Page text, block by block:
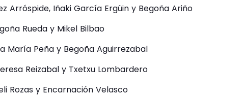
Arróspide, Iñaki García Ergüin y Begoña Ariño
Rueda y Mikel Bilbao
María Peña y Begoña Aguirrezabal
Reizabal y Txetxu Lombardero
Rozas y Encarnación Velasco